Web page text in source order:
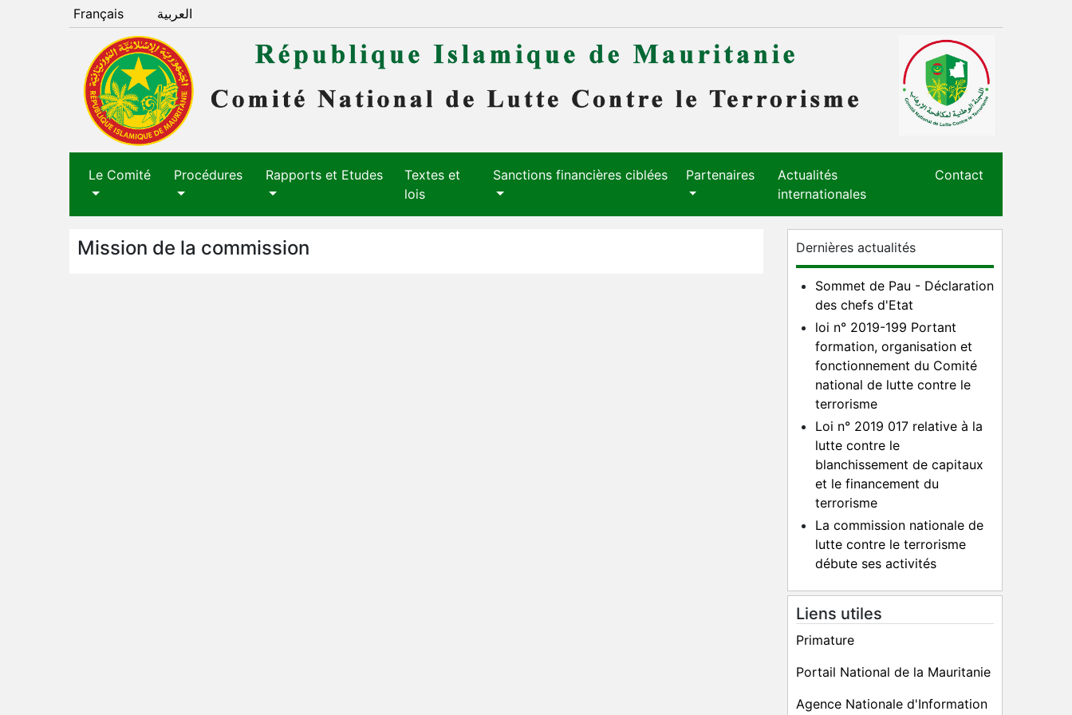
Français العربية
Le Comité Procédures Rapports et Etudes
Textes et
lois
Sanctions financières ciblées Partenaires
Actualités
internationales
Contact
Mission de la commission Dernières actualités
Sommet de Pau - Déclaration
des chefs d'Etat
loi n° 2019-199 Portant
formation, organisation et
fonctionnement du Comité
national de lutte contre le
terrorisme
Loi n° 2019 017 relative à la
lutte contre le
blanchissement de capitaux
et le financement du
terrorisme
La commission nationale de
lutte contre le terrorisme
débute ses activités
Liens utiles
Primature
Portail National de la Mauritanie
Agence Nationale d'Information